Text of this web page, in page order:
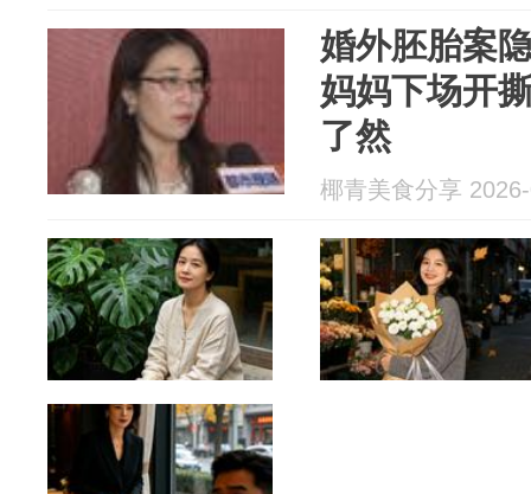
婚外胚胎案
妈妈下场开
了然
椰青美食分享